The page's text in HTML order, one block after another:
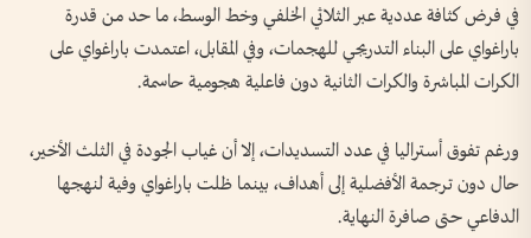
في فرض كثافة عددية عبر الثلاثي الخلفي وخط الوسط، ما حد من قدرة
باراغواي على البناء التدريجي للهجمات، وفي المقابل، اعتمدت باراغواي على
الكرات المباشرة والكرات الثانية دون فاعلية هجومية حاسمة.
ورغم تفوق أستراليا في عدد التسديدات، إلا أن غياب الجودة في الثلث الأخير،
حال دون ترجمة الأفضلية إلى أهداف، بينما ظلت باراغواي وفية لنهجها
الدفاعي حتى صافرة النهاية.